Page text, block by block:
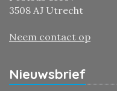
3508 AJ Utrecht
Neem contact op
Nieuwsbrief